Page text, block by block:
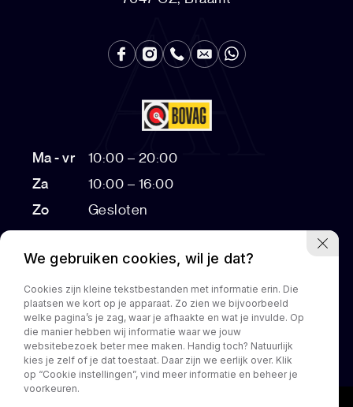
Ma - vr
10:00 – 20:00
Za
10:00 – 16:00
Zo
Gesloten
Bezichtigingen na 17:00 op afspraak
HomeAanbodDienstenOver onsCustomization
Contact
We gebruiken cookies, wil je dat?
Cookies zijn kleine tekstbestanden met informatie erin. Die
plaatsen we kort op je apparaat. Zo zien we bijvoorbeeld
welke pagina’s je zag, waar je afhaakte en wat je invulde. Op
die manier hebben wij informatie waar we jouw
websitebezoek beter mee maken. Handig toch? Natuurlijk
kies je zelf of je dat toestaat. Daar zijn we eerlijk over. Klik
op “Cookie instellingen”, vind meer informatie en beheer je
voorkeuren.